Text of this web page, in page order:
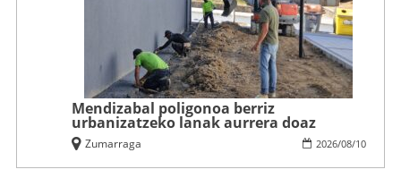
Mendizabal poligonoa berriz
urbanizatzeko lanak aurrera doaz
2026/08/10
Zumarraga